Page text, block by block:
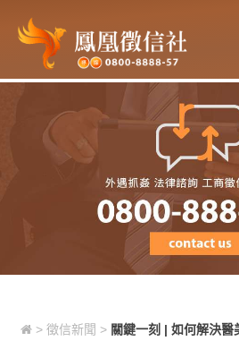
的爭議與糾紛
> 徵信新聞 > 關鍵一刻 | 如何解決醫